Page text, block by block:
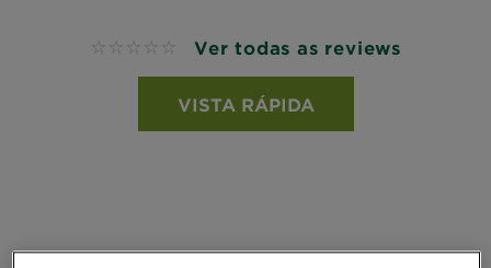
No reviews Ver todas as reviews
VISTA RÁPIDA